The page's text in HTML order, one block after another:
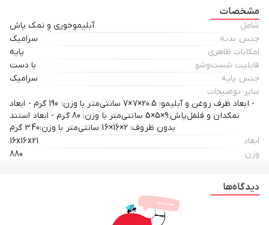
مشخصات
شامل
آبلیموخوری و نمک پاش
جنس بدنه
سرامیک
امکانات ظاهری
پایه
قابلیت شست‌وشو
با دست
جنس پایه
سرامیک
سایر توضیحات
- ابعاد ظرف روغن و آبلیمو: 20.5×7×7 سانتی‌متر با وزن: 190 گرم - ابعاد
نمکدان و فلفل‌پاش:9×5×5 سانتی‌متر با وزن: 80 گرم - ابعاد استند
بدون ظروف: 2×16×16 سانتی‌متر با وزن:340 گرم
ابعاد
16x16x21
وزن
880
دیدگاه‌ها